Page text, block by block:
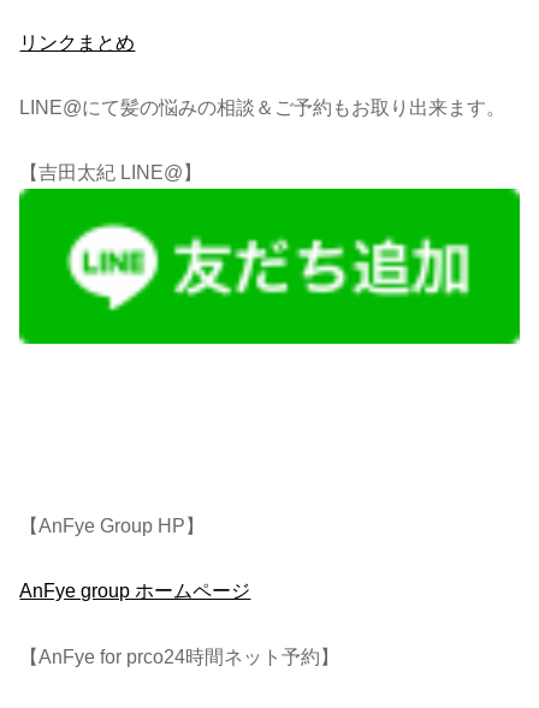
リンクまとめ
LINE@にて髪の悩みの相談＆ご予約もお取り出来ます。
【吉田太紀 LINE@】
【AnFye Group HP】
AnFye group ホームページ
【AnFye for prco24時間ネット予約】